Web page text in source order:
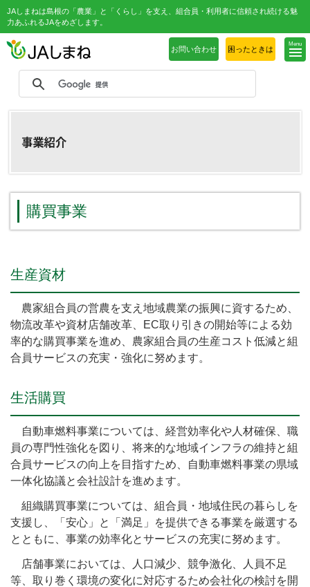
JAしまねは島根の「農業」と「くらし」を支え、組合員・利用者に信頼され続ける魅
力あふれるJAをめざします。
Menu
お問い合わせ 困ったときは
購買事業
生産資材
農家組合員の営農を支え地域農業の振興に資するため、
物流改革や資材店舗改革、EC取り引きの開始等による効
率的な購買事業を進め、農家組合員の生産コスト低減と組
合員サービスの充実・強化に努めます。
生活購買
自動車燃料事業については、経営効率化や人材確保、職
員の専門性強化を図り、将来的な地域インフラの維持と組
合員サービスの向上を目指すため、自動車燃料事業の県域
一体化協議と会社設計を進めます。
組織購買事業については、組合員・地域住民の暮らしを
支援し、「安心」と「満足」を提供できる事業を厳選する
とともに、事業の効率化とサービスの充実に努めます。
店舗事業においては、人口減少、競争激化、人員不足
等、取り巻く環境の変化に対応するため会社化の検討を開